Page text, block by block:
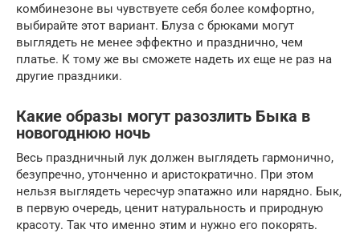
комбинезоне вы чувствуете себя более комфортно,
выбирайте этот вариант. Блуза с брюками могут
выглядеть не менее эффектно и празднично, чем
платье. К тому же вы сможете надеть их еще не раз на
другие праздники.
Какие образы могут разозлить Быка в
новогоднюю ночь
Весь праздничный лук должен выглядеть гармонично,
безупречно, утонченно и аристократично. При этом
нельзя выглядеть чересчур эпатажно или нарядно. Бык,
в первую очередь, ценит натуральность и природную
красоту. Так что именно этим и нужно его покорять.